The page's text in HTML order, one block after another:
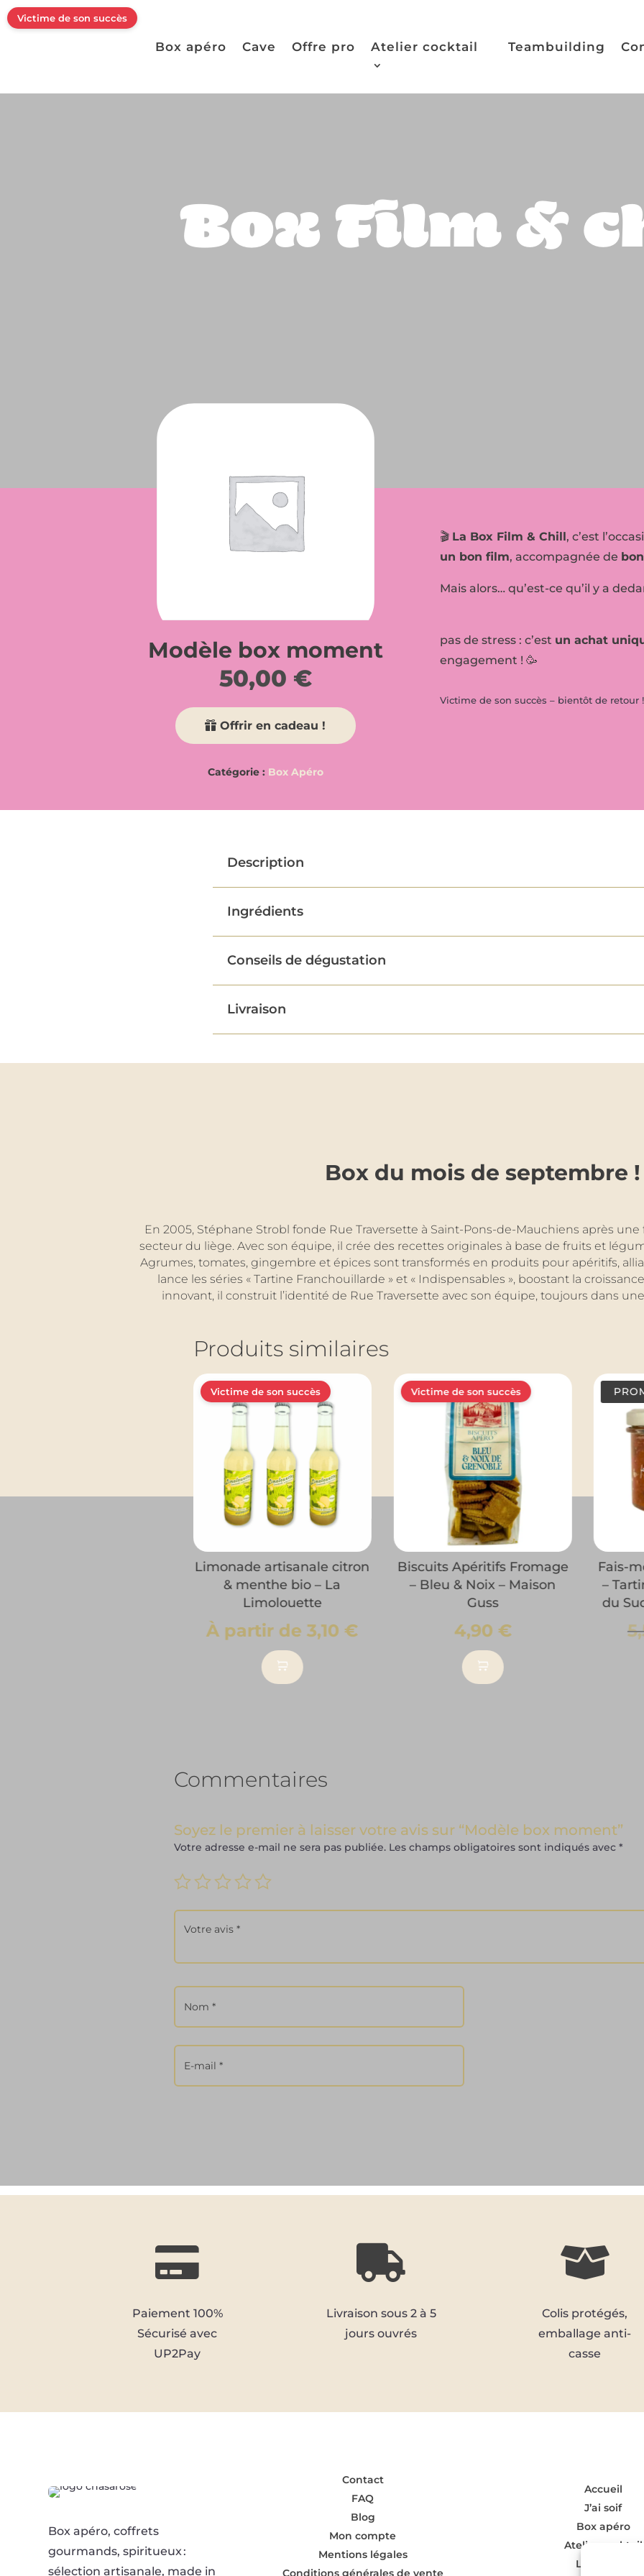
Box apéro Cave Offre pro Atelier cocktail Teambuilding
Victime de son succès
Box Film &
Modèle box moment
50,00 €
Offrir en cadeau !
Catégorie : Box Apéro
🎬 La Box Film & Chill, c’est
un bon film, accompagnée de
Mais alors… qu’est-ce qu’il y a
pas de stress : c’est un achat
engagement ! 🥳
Victime de son succès – bientôt de retour !
Description
Ingrédients
Conseils de dégustation
Livraison
Box du mois de septembre !
En 2005, Stéphane Strobl fonde Rue Traversette à Saint-Pons-de-Mauchiens après
secteur du liège. Avec son équipe, il crée des recettes originales à base de fruits et
Agrumes, tomates, gingembre et épices sont transformés en produits pour apéritifs,
lance les séries « Tartine Franchouillarde » et « Indispensables », boostant la
innovant, il construit l’identité de Rue Traversette avec son équipe, toujours dans
Produits similaires
Victime de son succès
Limonade artisanale citron
& menthe bio – La
Limolouette
À partir de3,10€
produit
peuvent
sur
produit
Victime de son succès
Biscuits Apéritifs Fromage
– Bleu & Noix – Maison
Guss
4,90 €
Fais-
–
du
Commentaires
Soyez le premier à laisser votre avis sur “Modèle box moment”
Votre adresse e-mail ne sera pas publiée. Les champs obligatoires sont indiqués avec *

Paiement 100%
Sécurisé avec
UP2Pay

Livraison sous 2 à 5
jours ouvrés

Colis protégés,
emballage anti-
casse
Box apéro, coffrets
gourmands, spiritueux :
sélection artisanale, made in
Contact
FAQ
Blog
Mon compte
Mentions légales
Conditions générales de vente
Accueil
J’ai soif
Box apéro
Atelier cocktail
L’Offre Pro